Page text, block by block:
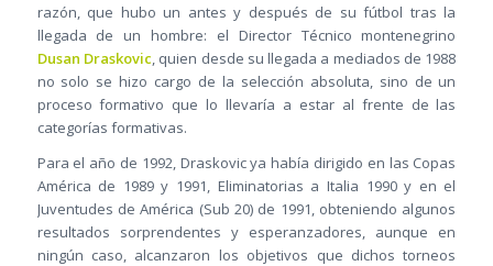
razón, que hubo un antes y después de su fútbol tras la
llegada de un hombre: el Director Técnico montenegrino
Dusan Draskovic, quien desde su llegada a mediados de 1988
no solo se hizo cargo de la selección absoluta, sino de un
proceso formativo que lo llevaría a estar al frente de las
categorías formativas.
Para el año de 1992, Draskovic ya había dirigido en las Copas
América de 1989 y 1991, Eliminatorias a Italia 1990 y en el
Juventudes de América (Sub 20) de 1991, obteniendo algunos
resultados sorprendentes y esperanzadores, aunque en
ningún caso, alcanzaron los objetivos que dichos torneos